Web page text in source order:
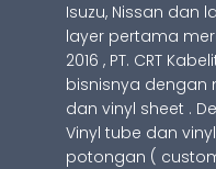
Isuzu, Nissan dan
layer pertama
2016 , PT. CRT
bisnisnya dengan
dan vinyl sheet .
Vinyl tube dan
potongan (